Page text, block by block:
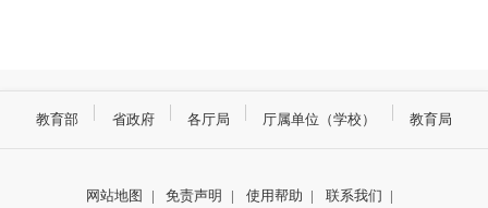
教育部 省政府 各厅局 厅属单位（学校） 教育局
网站地图 | 免责声明 | 使用帮助 | 联系我们 |